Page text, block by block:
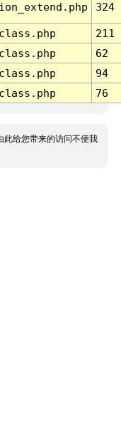
324
211
62
94
76
此给您带来的访问不便我